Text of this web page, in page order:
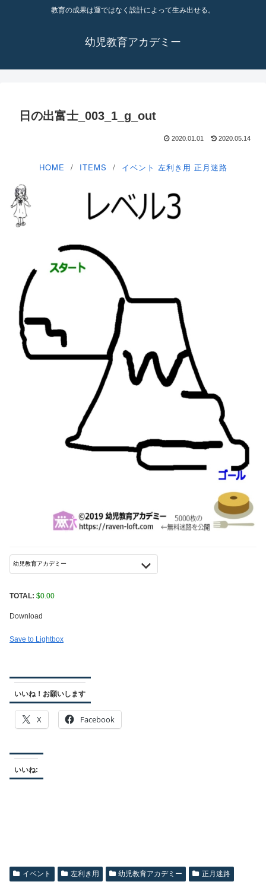
教育の成果は運ではなく設計によって生み出せる。
幼児教育アカデミー
日の出富士_003_1_g_out
2020.01.01 2020.05.14
HOME ITEMS イベント 左利き用 正月迷路
TOTAL: $0.00
Download
Save to Lightbox
いいね！お願いします
X Facebook
いいね:
イベント 左利き用 幼児教育アカデミー 正月迷路